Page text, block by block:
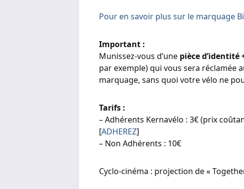
Pour en savoir plus sur le marquage
Important :
Munissez-vous d’une pièce d’identité
par exemple) qui vous sera réclamée
marquage, sans quoi votre vélo ne
Tarifs :
– Adhérents Kernavélo : 3€ (prix
[ADHEREZ]
– Non Adhérents : 10€
Cyclo-cinéma : projection de «